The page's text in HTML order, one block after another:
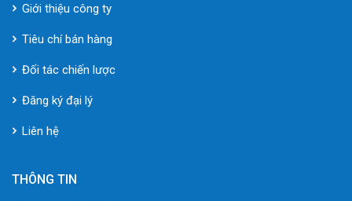
Giới thiệu công ty
Tiêu chí bán hàng
Đối tác chiến lược
Đăng ký đại lý
Liên hệ
THÔNG TIN